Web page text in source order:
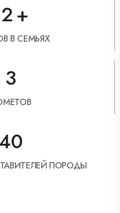
+
В СЕМЬЯХ
3
ПОРОДЫ